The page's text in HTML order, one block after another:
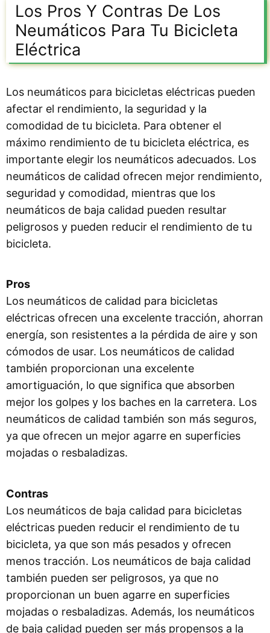
Los Pros Y Contras De Los
Neumáticos Para Tu Bicicleta
Eléctrica
Los neumáticos para bicicletas eléctricas pueden
afectar el rendimiento, la seguridad y la
comodidad de tu bicicleta. Para obtener el
máximo rendimiento de tu bicicleta eléctrica, es
importante elegir los neumáticos adecuados. Los
neumáticos de calidad ofrecen mejor rendimiento,
seguridad y comodidad, mientras que los
neumáticos de baja calidad pueden resultar
peligrosos y pueden reducir el rendimiento de tu
bicicleta.
Pros
Los neumáticos de calidad para bicicletas
eléctricas ofrecen una excelente tracción, ahorran
energía, son resistentes a la pérdida de aire y son
cómodos de usar. Los neumáticos de calidad
también proporcionan una excelente
amortiguación, lo que significa que absorben
mejor los golpes y los baches en la carretera. Los
neumáticos de calidad también son más seguros,
ya que ofrecen un mejor agarre en superficies
mojadas o resbaladizas.
Contras
Los neumáticos de baja calidad para bicicletas
eléctricas pueden reducir el rendimiento de tu
bicicleta, ya que son más pesados y ofrecen
menos tracción. Los neumáticos de baja calidad
también pueden ser peligrosos, ya que no
proporcionan un buen agarre en superficies
mojadas o resbaladizas. Además, los neumáticos
de baja calidad pueden ser más propensos a la